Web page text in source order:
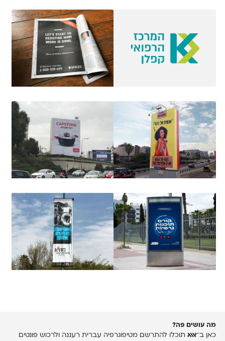
מה עושים פה?
כאן ב־אאאתוכלו להתרשם מטיפוגרפיה עברית רעננה ולרכוש פונטים